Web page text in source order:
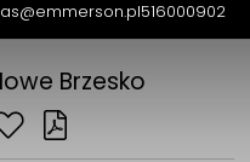
516000902
Brzesko